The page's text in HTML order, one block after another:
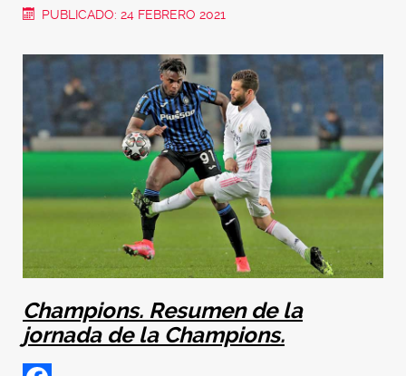
PUBLICADO: 24 FEBRERO 2021
Champions. Resumen de la
jornada de la Champions.